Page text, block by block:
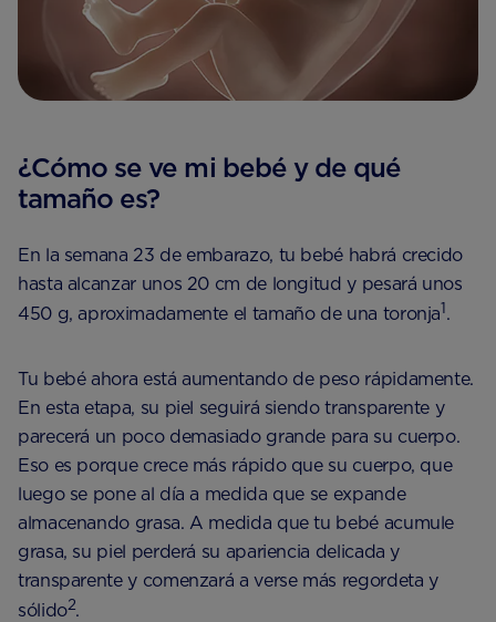
¿Cómo se ve mi bebé y de qué
tamaño es?
En la semana 23 de embarazo, tu bebé habrá crecido
hasta alcanzar unos 20 cm de longitud y pesará unos
450 g, aproximadamente el tamaño de una toronja1.
Tu bebé ahora está aumentando de peso rápidamente.
En esta etapa, su piel seguirá siendo transparente y
parecerá un poco demasiado grande para su cuerpo.
Eso es porque crece más rápido que su cuerpo, que
luego se pone al día a medida que se expande
almacenando grasa. A medida que tu bebé acumule
grasa, su piel perderá su apariencia delicada y
transparente y comenzará a verse más regordeta y
sólido2.